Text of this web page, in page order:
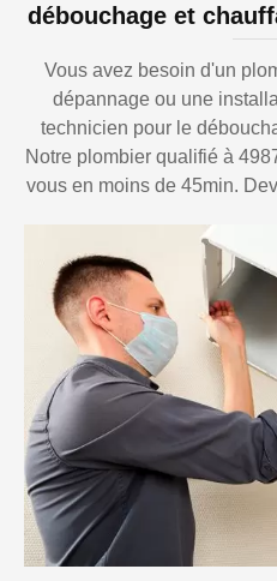
débouchage et
Vous avez besoin d'un
dépannage ou une
technicien pour le
Notre plombier qualifié à
vous en moins de 45min.